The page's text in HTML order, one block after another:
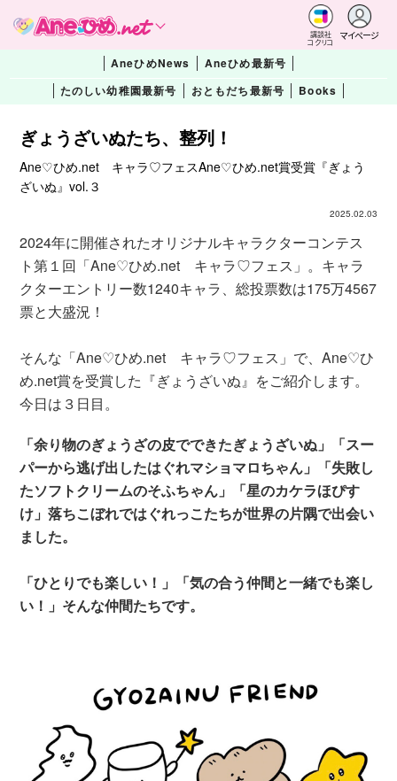
講談社
コクリコ
マイページ
AneひめNews
Aneひめ最新号
たのしい幼稚園最新号
おともだち最新号 Books
ぎょうざいぬたち、整列！
Ane♡ひめ.net キャラ♡フェスAne♡ひめ.net賞受賞『ぎょう
ざいぬ』vol.３
2025.02.03
2024年に開催されたオリジナルキャラクターコンテス
ト第１回「Ane♡ひめ.net キャラ♡フェス」。キャラ
クターエントリー数1240キャラ、総投票数は175万4567
票と大盛況！
そんな「Ane♡ひめ.net キャラ♡フェス」で、Ane♡ひ
め.net賞を受賞した『ぎょうざいぬ』をご紹介します。
今日は３日目。
「余り物のぎょうざの皮でできたぎょうざいぬ」「スー
パーから逃げ出したはぐれマショマロちゃん」「失敗し
たソフトクリームのそふちゃん」「星のカケラほぴす
け」落ちこぼれではぐれっこたちが世界の片隅で出会い
ました。
「ひとりでも楽しい！」「気の合う仲間と一緒でも楽し
い！」そんな仲間たちです。